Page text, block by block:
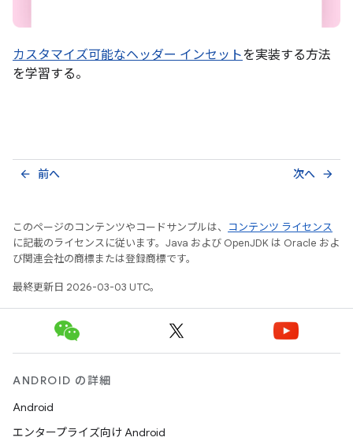
カスタマイズ可能なヘッダー インセットを実装する方法
を学習する。
前へ
arrow_back 次へ arrow_forward
このページのコンテンツやコードサンプルは、
コンテンツ ライセンス
に記載のライセンスに従います。Java および OpenJDK は Oracle およ
び関連会社の商標または登録商標です。
最終更新日 2026-03-03 UTC。
ANDROID の詳細
Android
エンタープライズ向け Android